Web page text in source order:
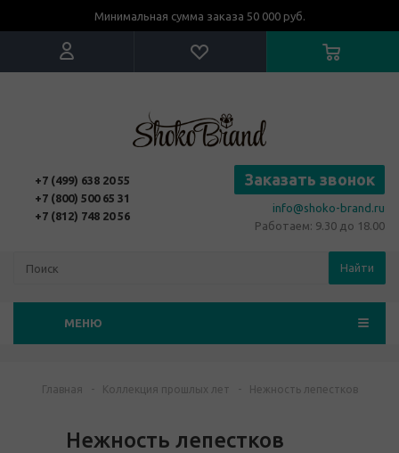
Минимальная сумма заказа 50 000 руб.
+7 (499) 638 20 55
+7 (800) 500 65 31
+7 (812) 748 20 56
Заказать звонок
info@shoko-brand.ru
Работаем: 9.30 до 18.00
Найти
МЕНЮ
Главная - Коллекция прошлых лет - Нежность лепестков
Нежность лепестков